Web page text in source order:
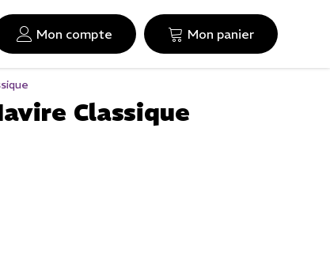
Mon compte Mon panier
Classique